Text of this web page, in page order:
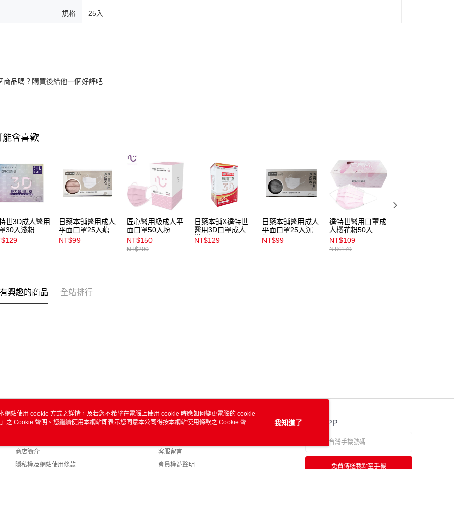
規格 25入
商品嗎？購買後給他一個好評吧
能會喜歡
世3D成人醫用
30入淺粉
日藥本舖醫用成人
平面口罩25入藕粉
色
NT$99
匠心醫用級成人平
面口罩50入粉
NT$150
NT$200
日藥本舖X達特世
醫用3D口罩成人L
微柔粉30入
NT$129
日藥本舖醫用成人
平面口罩25入沉穩
灰
NT$99
達特世醫用口罩成
人櫻花粉50入
NT$109
NT$179
興趣的商品 全站排行
關於我們
商店簡介
隱私權及網站使用條款
客服資訊
客服留言
會員權益聲明
官方APP
免費傳送載點至手機
網站使用 cookie 方式之詳情，及若您不希望在電腦上使用 cookie 時應如何變更電腦的 cookie
」之 Cookie 聲明。您繼續使用本網站即表示您同意本公司得按本網站使用條款之 Cookie 聲明
我知道了